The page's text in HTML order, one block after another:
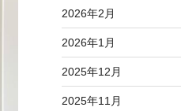
2026年2月
2026年1月
2025年12月
2025年11月